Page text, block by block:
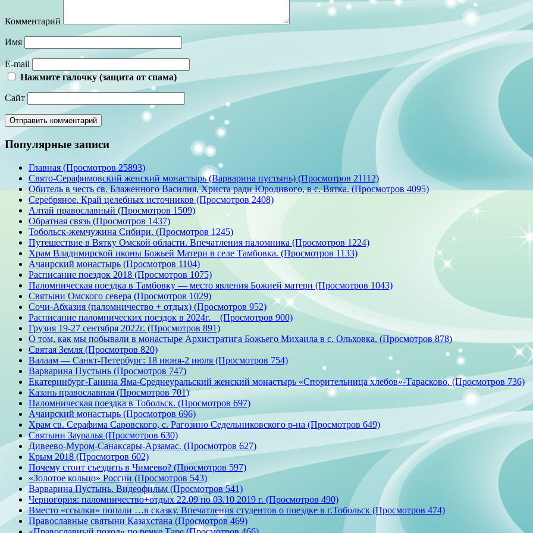
Комментарий
Имя
E-mail
Нажмите галочку (защита от спама)
Сайт
Популярные записи
Главная (Просмотров 25893)
Свято-Серафимовский женский монастырь (Варварина пустынь) (Просмотров 21112)
Обитель в честь св. Блаженного Василия, Христа ради Юродивого, в с. Вятка. (Просмотров 4095)
Серебряное. Край целебных источников (Просмотров 2408)
Алтай православный (Просмотров 1509)
Обратная связь (Просмотров 1437)
Тобольск-жемчужина Сибири. (Просмотров 1245)
Путешествие в Вятку Омской области. Впечатления паломника (Просмотров 1224)
Храм Владимирской иконы Божьей Матери в селе Тамбовка. (Просмотров 1133)
Ачаирский монастырь (Просмотров 1104)
Расписание поездок 2018 (Просмотров 1075)
Паломническая поездка в Тамбовку — место явления Божией матери (Просмотров 1043)
Святыни Омского севера (Просмотров 1029)
Сочи-Абхазия (паломничество + отдых) (Просмотров 952)
Расписание паломнических поездок в 2024г. (Просмотров 900)
Грузия 19-27 сентября 2022г. (Просмотров 891)
О том, как мы побывали в монастыре Архистратига Божьего Михаила в с. Ольховка. (Просмотров 878)
Святая Земля (Просмотров 820)
Валаам — Санкт-Петербург: 18 июня-2 июля (Просмотров 754)
Варварина Пустынь (Просмотров 747)
Екатеринбург-Ганина Яма-Среднеуральский женский монастырь «Спорительница хлебов»-Тарасково. (Просмотров 736)
Казань православная (Просмотров 701)
Паломническая поездка в Тобольск. (Просмотров 697)
Ачаирский монастырь (Просмотров 696)
Храм св. Серафима Саровского, с. Рагозино Седельниковского р-на (Просмотров 649)
Святыни Зауралья (Просмотров 630)
Дивеево-Муром-Санаксары-Арзамас. (Просмотров 627)
Крым 2018 (Просмотров 602)
Почему стоит съездить в Чимеево? (Просмотров 597)
«Золотое кольцо» России (Просмотров 543)
Варварина Пустынь. Видеофильм (Просмотров 541)
Черногория: паломничество+отдых 22.09 по 03.10 2019 г. (Просмотров 490)
Вместо «ссылки» попали …в сказку. Впечатления студентов о поездке в г.Тобольск (Просмотров 474)
Православные святыни Казахстана (Просмотров 469)